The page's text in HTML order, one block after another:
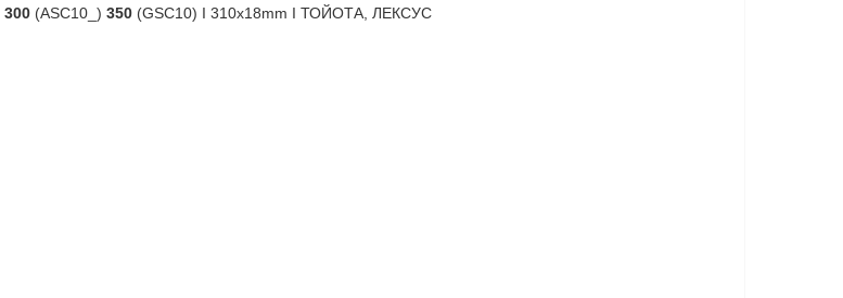
300 (ASC10_) 350 (GSC10) I 310x18mm I ТОЙОТА, ЛЕКСУС